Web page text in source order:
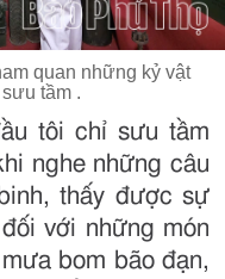
quan những kỷ vật
tầm .
tôi chỉ sưu tầm
nghe những câu
thấy được sự
với những món
bom bão đạn,